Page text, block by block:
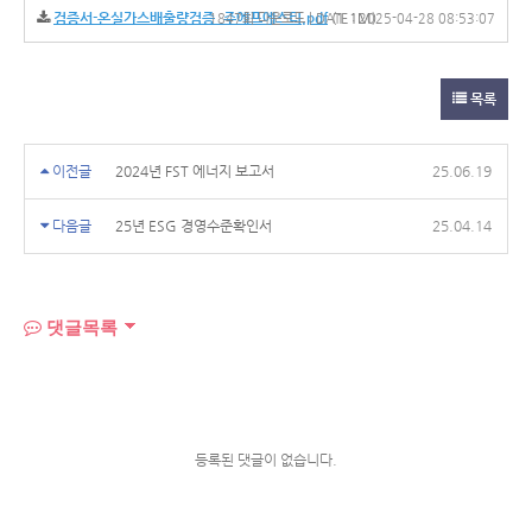
검증서-온실가스배출량검증_주에프에스티.pdf(1.1M)
1847회 다운로드 | DATE : 2025-04-28 08:53:07
목록
이전글 2024년 FST 에너지 보고서 25.06.19
다음글 25년 ESG 경영수준확인서 25.04.14
댓글목록
등록된 댓글이 없습니다.